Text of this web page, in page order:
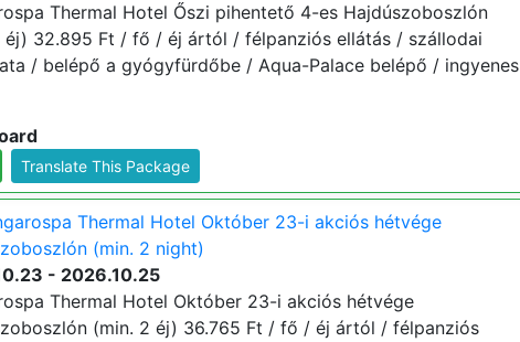
Thermal Hotel Őszi pihentető 4-es Hajdúszoboszlón
éj) 32.895 Ft / fő / éj ártól / félpanziós ellátás / szállodai
/ belépő a gyógyfürdőbe / Aqua-Palace belépő / ingyenes
Translate This Package
Thermal Hotel Október 23-i akciós hétvége
(min. 2 night)
- 2026.10.25
Thermal Hotel Október 23-i akciós hétvége
(min. 2 éj) 36.765 Ft / fő / éj ártól / félpanziós